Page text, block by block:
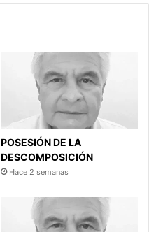
POSESIÓN DE LA
DESCOMPOSICIÓN
Hace 2 semanas